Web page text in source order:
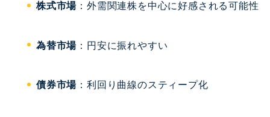
株式市場 ：外需関連株を中心に好感される可能性
為替市場 ：円安に振れやすい
債券市場 ：利回り曲線のスティープ化